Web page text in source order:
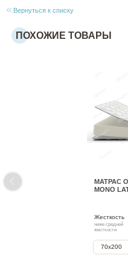
Вернуться к списку
ПОХОЖИЕ ТОВАРЫ
МАТРАС
MONO
Жесткость
ниже средней
жесткости
70х200